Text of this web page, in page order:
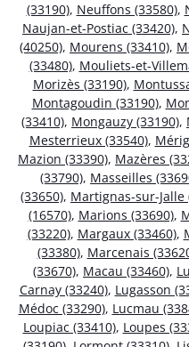
(33190), Neuffons (33580),
Naujan-et-Postiac (33420),
(40250), Mourens (33410),
(33480), Mouliets-et-
Morizès (33190),
Montagoudin (33190),
(33410), Mongauzy (33190),
Mesterrieux (33540),
Mazion (33390), Mazères
(33790), Masseilles
(33650), Martignas-sur-Jalle
(16570), Marions (33690),
(33220), Margaux (33460),
(33380), Marcenais
(33670), Macau (33460),
Carnay (33240), Lugasson
Médoc (33290), Lucmau
Loupiac (33410), Loupes